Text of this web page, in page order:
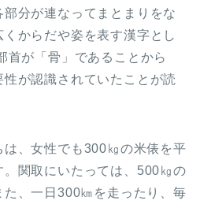
部分が連なってまとまりをな
からだや姿を表す漢字とし
首が「骨」であることから
が認識されていたことが読
、女性でも300㎏の米俵を平
関取にいたっては、500㎏の
、一日300㎞を走ったり、毎